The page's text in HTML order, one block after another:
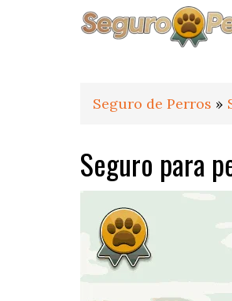
Seguro de Perros »
Seguro para